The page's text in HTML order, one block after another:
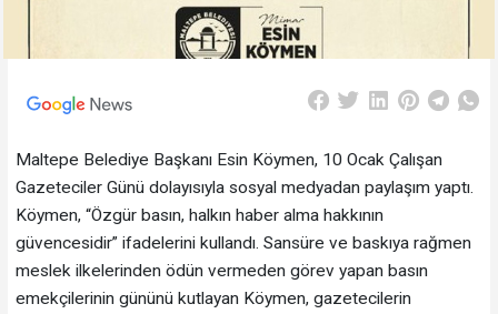
Maltepe Belediye Başkanı Esin Köymen, 10 Ocak Çalışan
Gazeteciler Günü dolayısıyla sosyal medyadan paylaşım yaptı.
Köymen, “Özgür basın, halkın haber alma hakkının
güvencesidir” ifadelerini kullandı. Sansüre ve baskıya rağmen
meslek ilkelerinden ödün vermeden görev yapan basın
emekçilerinin gününü kutlayan Köymen, gazetecilerin